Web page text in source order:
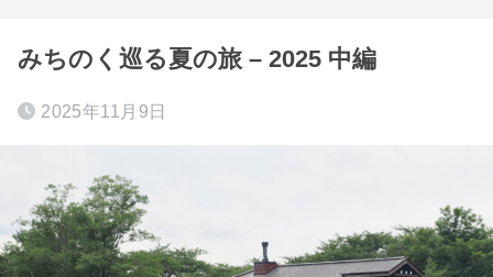
みちのく巡る夏の旅 – 2025 中編
2025年11月9日